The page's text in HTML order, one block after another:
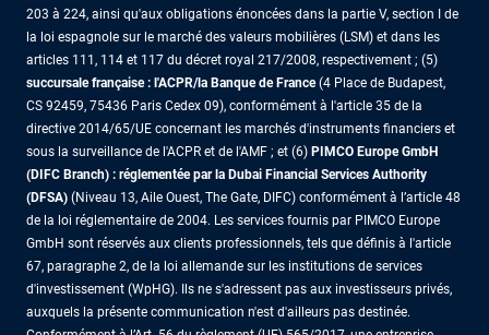
203 à 224, ainsi qu'aux obligations énoncées dans la partie V, section I de
la loi espagnole sur le marché des valeurs mobilières (LSM) et dans les
articles 111, 114 et 117 du décret royal 217/2008, respectivement ; (5)
succursale française : l'ACPR/la Banque de France(4 Place de Budapest,
CS 92459, 75436 Paris Cedex 09), conformément à l'article 35 de la
directive 2014/65/UE concernant les marchés d'instruments financiers et
sous la surveillance de l'ACPR et de l'AMF ; et (6) PIMCO Europe GmbH
(DIFC Branch) : réglementée par la Dubai Financial Services Authority
(DFSA) (Niveau 13, Aile Ouest, The Gate, DIFC) conformément à l’article 48
de la loi réglementaire de 2004. Les services fournis par PIMCO Europe
GmbH sont réservés aux clients professionnels, tels que définis à l'article
67, paragraphe 2, de la loi allemande sur les institutions de services
d'investissement (WpHG). Ils ne s'adressent pas aux investisseurs privés,
auxquels la présente communication n'est d'ailleurs pas destinée.